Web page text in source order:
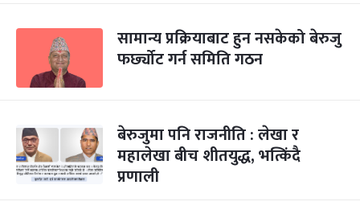
सामान्य प्रक्रियाबाट हुन नसकेको बेरुजु
फर्छ्योट गर्न समिति गठन
बेरुजुमा पनि राजनीति : लेखा र
महालेखा बीच शीतयुद्ध, भत्किंदै
प्रणाली